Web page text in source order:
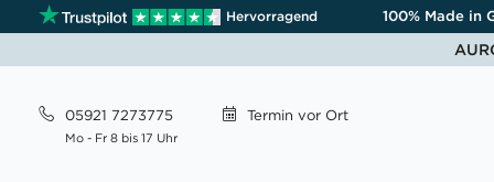
Hervorragend 100% Made in
05921 7273775
Mo - Fr 8 bis 17 Uhr
Termin vor Ort